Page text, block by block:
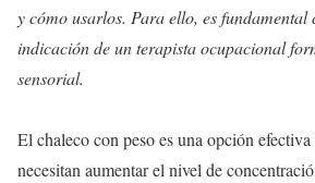
y cómo usarlos. Para ello, es
indicación de un terapista ocupacional
sensorial.
El chaleco con peso es una opción
necesitan aumentar el nivel de